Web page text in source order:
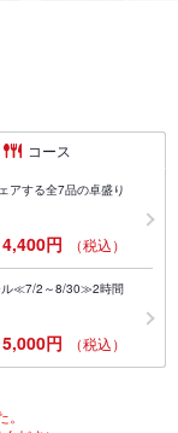
コース
アする全7品の卓盛り
4,400円 （税込）
ル≪7/2～8/30≫2時間
5,000円 （税込）